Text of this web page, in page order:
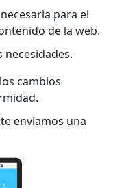
para el
de la web.
necesidades.
cambios
enviamos una